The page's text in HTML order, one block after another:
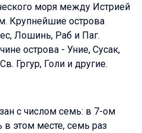
моря между Истрией
Крупнейшие острова
Лошинь, Раб и Паг.
острова - Уние, Сусак,
Гргур, Голи и другие.
с числом семь: в 7-ом
этом месте, семь раз